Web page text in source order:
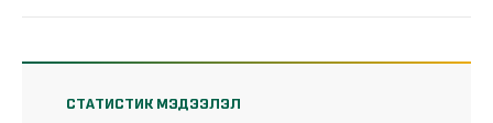
СТАТИСТИК МЭДЭЭЛЭЛ